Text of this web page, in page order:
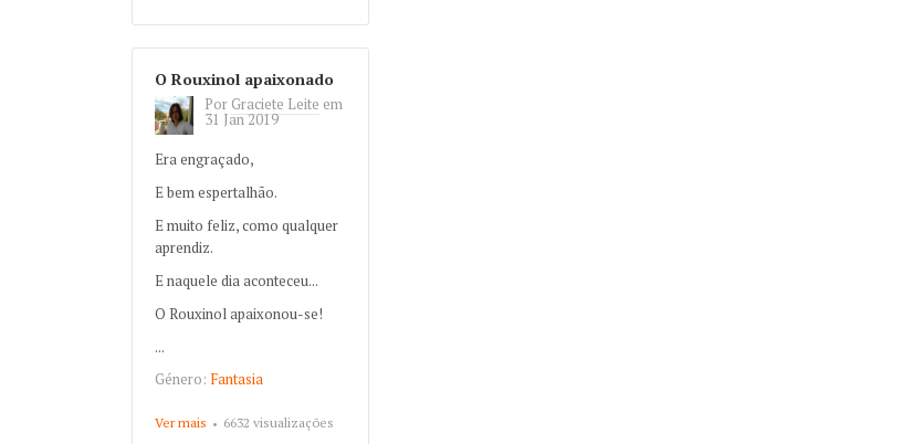
O Rouxinol apaixonado
Por Graciete Leite em
31 Jan 2019
Era engraçado,
E bem espertalhão.
E muito feliz, como qualquer
aprendiz.
E naquele dia aconteceu...
O Rouxinol apaixonou-se!
...
Género: Fantasia
Ver mais about O Rouxinol
6632 visualizações